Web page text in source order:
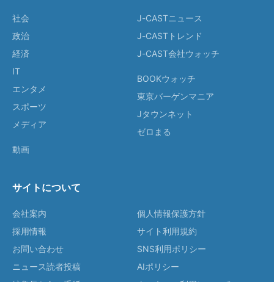
社会
政治
経済
IT
エンタメ
スポーツ
メディア
動画
J-CASTニュース
J-CASTトレンド
J-CAST会社ウォッチ
BOOKウォッチ
東京バーゲンマニア
Jタウンネット
ゼロまる
サイトについて
会社案内
採用情報
お問い合わせ
ニュース読者投稿
個人情報保護方針
サイト利用規約
SNS利用ポリシー
AIポリシー